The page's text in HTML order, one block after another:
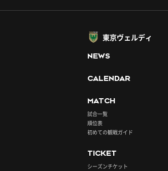
東京ヴェルディ
NEWS
CALENDAR
MATCH
試合一覧
順位表
初めての観戦ガイド
TICKET
シーズンチケット